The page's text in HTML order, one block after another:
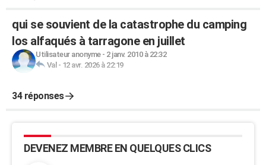
qui se souvient de la catastrophe du camping
los alfaqués à tarragone en juillet
Utilisateur anonyme- 2 janv. 2010 à 22:32
Val- 12 avr. 2026 à 22:19
34 réponses
DEVENEZ MEMBRE EN QUELQUES CLICS